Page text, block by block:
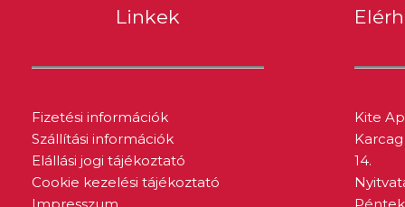
Linkek
Fizetési információk
Szállítási információk
Elállási jogi tájékoztató
Cookie kezelési tájékoztató
Impresszum
Kite
14.